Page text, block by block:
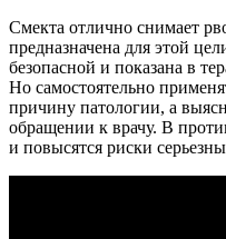
Смекта отлично снимает
предназначена для этой
безопасной и показана в
Но самостоятельно
причину патологии, а
обращении к врачу. В
и повысятся риски